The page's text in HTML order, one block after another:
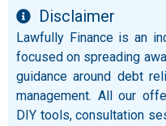
Disclaimer
Lawfully Finance is an
focused on spreading
guidance around debt
management. All our
DIY tools, consultation